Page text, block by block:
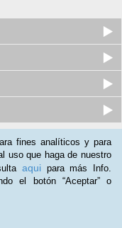
la acuariofilia. No lo
a personas que se
bien para dar un
fines analíticos y para
uso que haga de nuestro
aqui para más Info.
el botón “Aceptar” o